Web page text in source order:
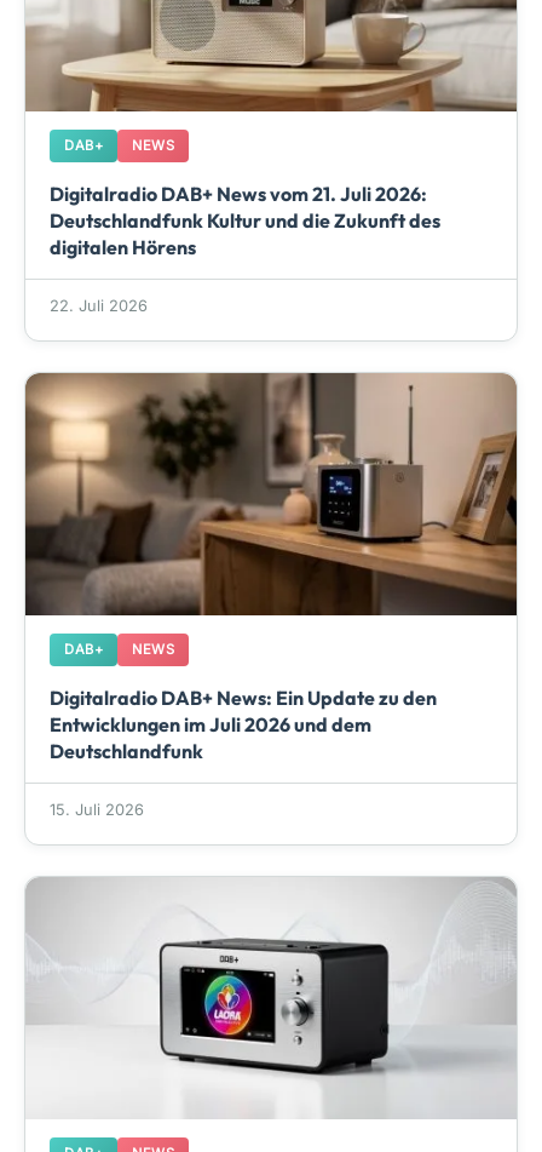
DAB+ NEWS
Digitalradio DAB+ News vom 21. Juli 2026:
Deutschlandfunk Kultur und die Zukunft des
digitalen Hörens
22. Juli 2026
DAB+ NEWS
Digitalradio DAB+ News: Ein Update zu den
Entwicklungen im Juli 2026 und dem
Deutschlandfunk
15. Juli 2026